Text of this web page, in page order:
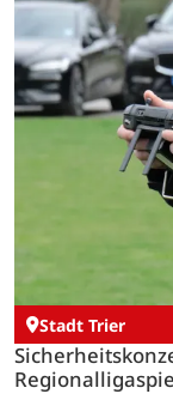
Stadt Trier